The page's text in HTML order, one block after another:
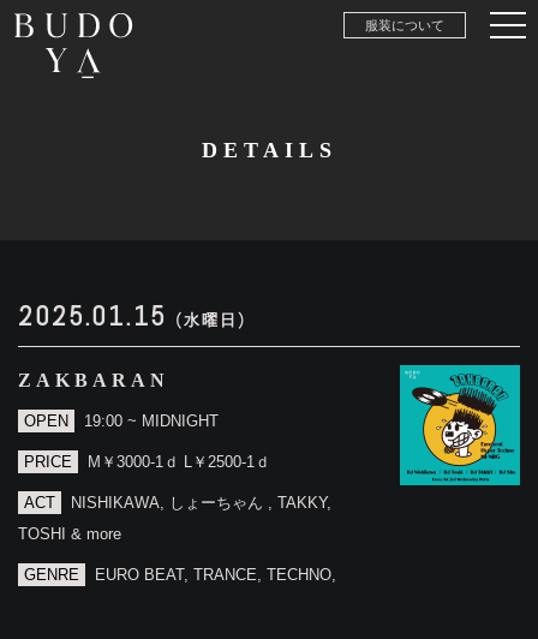
服装について
DETAILS
2025.01.15 (水曜日)
ZAKBARAN
OPEN 19:00 ~ MIDNIGHT
PRICE M￥3000-1ｄ L￥2500-1ｄ
ACT
NISHIKAWA, しょーちゃん , TAKKY,
TOSHI & more
GENRE EURO BEAT, TRANCE, TECHNO,